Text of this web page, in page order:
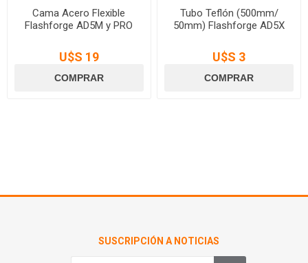
Cama Acero Flexible
Flashforge AD5M y PRO
U$S 19
Tubo Teflón (500mm/
50mm) Flashforge AD5X
U$S 3
SUSCRIPCIÓN A NOTICIAS